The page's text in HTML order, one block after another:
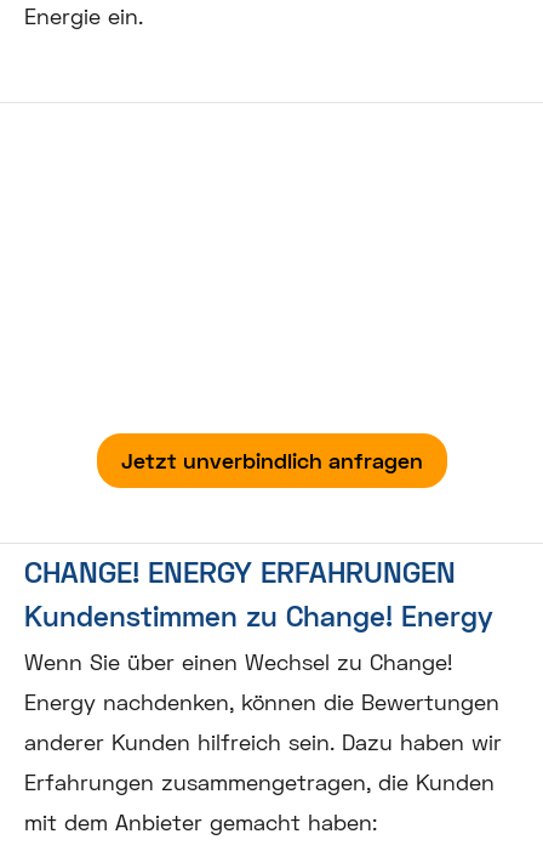
Energie ein.
Jetzt unverbindlich anfragen
CHANGE! ENERGY ERFAHRUNGEN
Kundenstimmen zu Change! Energy
Wenn Sie über einen Wechsel zu Change!
Energy nachdenken, können die Bewertungen
anderer Kunden hilfreich sein. Dazu haben wir
Erfahrungen zusammengetragen, die Kunden
mit dem Anbieter gemacht haben: